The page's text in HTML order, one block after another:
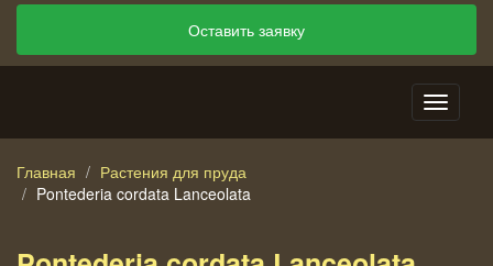
Оставить заявку
Главная
Растения для пруда
Pontederia cordata Lanceolata